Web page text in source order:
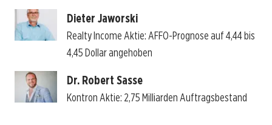
Dieter Jaworski
Realty Income Aktie: AFFO-Prognose auf 4,44 bis
4,45 Dollar angehoben
Dr. Robert Sasse
Kontron Aktie: 2,75 Milliarden Auftragsbestand